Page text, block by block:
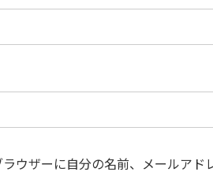
ウザーに自分の名前、メールアド